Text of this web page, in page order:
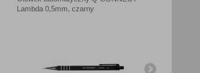
Lambda 0,5mm, czarny